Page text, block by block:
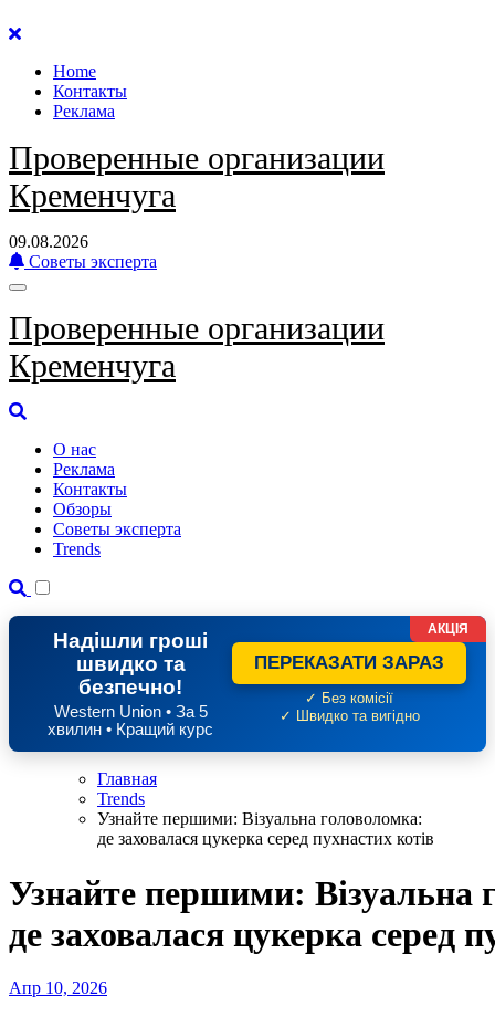
Перейти
содержанию
Home
Контакты
Реклама
Проверенные организации
Кременчуга
09.08.2026
Советы эксперта
Проверенные организации
Кременчуга
О нас
Реклама
Контакты
Обзоры
Советы эксперта
Trends
Надішли гроші
швидко та
безпечно!
Western Union • За 5
хвилин • Кращий курс
ПЕРЕКАЗАТИ ЗАРАЗ
✓ Без комісії
✓ Швидко та вигідно
АКЦІЯ
Главная
Trends
Узнайте першими: Візуальна головоломка:
де заховалася цукерка серед пухнастих котів
Узнайте першими: Візуальна
де заховалася цукерка серед
Апр 10, 2026